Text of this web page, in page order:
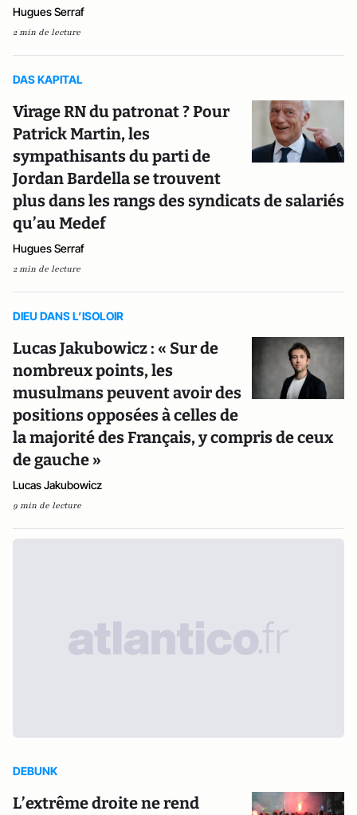
Hugues Serraf
2 min de lecture
DAS KAPITAL
Virage RN du patronat ? Pour
Patrick Martin, les
sympathisants du parti de
Jordan Bardella se trouvent
plus dans les rangs des syndicats de salariés
qu’au Medef
Hugues Serraf
2 min de lecture
DIEU DANS L’ISOLOIR
Lucas Jakubowicz : « Sur de
nombreux points, les
musulmans peuvent avoir des
positions opposées à celles de
la majorité des Français, y compris de ceux
de gauche »
Lucas Jakubowicz
9 min de lecture
DEBUNK
L’extrême droite ne rend